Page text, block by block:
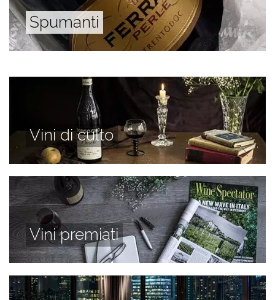
Spumanti
Vini di culto
Vini premiati